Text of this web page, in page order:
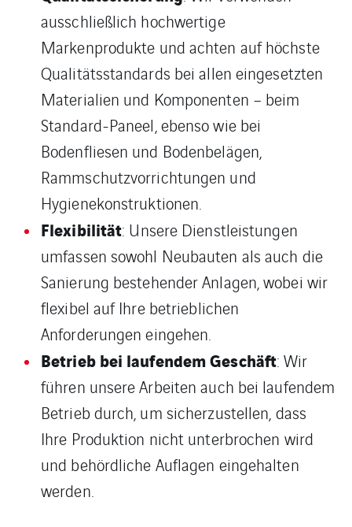
ausschließlich hochwertige
Markenprodukte und achten auf höchste
Qualitätsstandards bei allen eingesetzten
Materialien und Komponenten – beim
Standard-Paneel, ebenso wie bei
Bodenfliesen und Bodenbelägen,
Rammschutzvorrichtungen und
Hygienekonstruktionen.
Flexibilität: Unsere Dienstleistungen
umfassen sowohl Neubauten als auch die
Sanierung bestehender Anlagen, wobei wir
flexibel auf Ihre betrieblichen
Anforderungen eingehen.
Betrieb bei laufendem Geschäft: Wir
führen unsere Arbeiten auch bei laufendem
Betrieb durch, um sicherzustellen, dass
Ihre Produktion nicht unterbrochen wird
und behördliche Auflagen eingehalten
werden.